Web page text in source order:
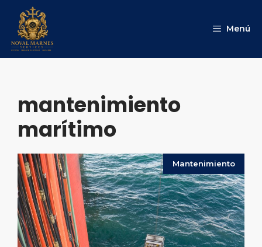
contenido
Menú
mantenimiento
marítimo
Mantenimiento